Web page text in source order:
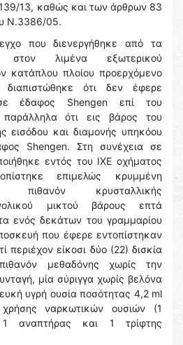
13, καθώς και των άρθρων 83
Ν.3386/05.
που διενεργήθηκε από τα
λιμένα εξωτερικού
κατάπλου πλοίου προερχόμενο
διαπιστώθηκε ότι δεν έφερε
έδαφος Shengen επί του
παράλληλα ότι εις βάρος του
εισόδου και διαμονής υπηκόου
Shengen. Στη συνέχεια σε
εντός του ΙΧΕ οχήματος
επιμελώς κρυμμένη
πιθανόν κρυσταλλικής
μικτού βάρους επτά
ενός δεκάτων του γραμμαρίου
που έφερε εντοπίστηκαν
περιέχον είκοσι δύο (22) δισκία
μεθαδόνης χωρίς την
μία σύριγγα χωρίς βελόνα
υγρή ουσία ποσότητας 4,2 ml
ναρκωτικών ουσιών (1
1 αναπτήρας και 1 τρίφτης